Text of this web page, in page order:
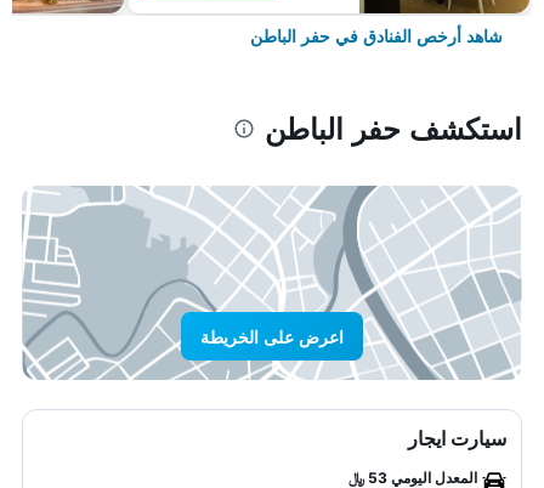
شاهد أرخص الفنادق في حفر الباطن
استكشف حفر الباطن
اعرض على الخريطة
سيارت ايجار
المعدل اليومي 53 ﷼